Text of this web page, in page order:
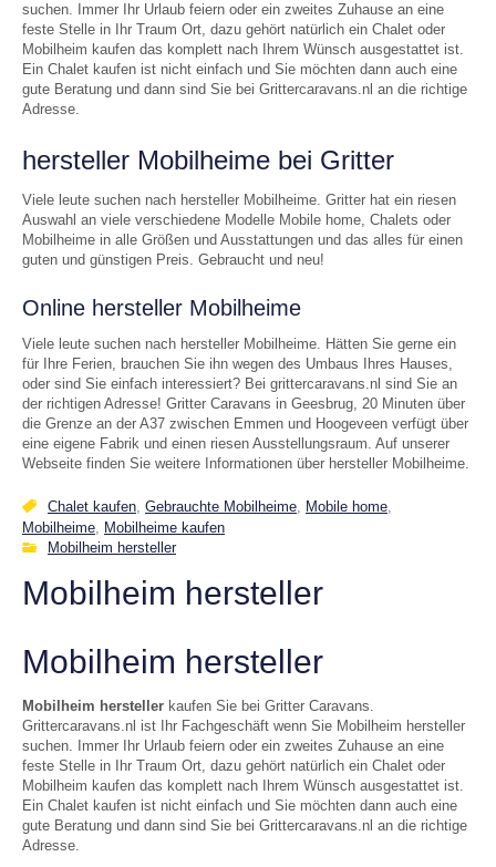
suchen. Immer Ihr Urlaub feiern oder ein zweites Zuhause an eine
feste Stelle in Ihr Traum Ort, dazu gehört natürlich ein Chalet oder
Mobilheim kaufen das komplett nach Ihrem Wünsch ausgestattet ist.
Ein Chalet kaufen ist nicht einfach und Sie möchten dann auch eine
gute Beratung und dann sind Sie bei Grittercaravans.nl an die richtige
Adresse.
hersteller Mobilheime bei Gritter
Viele leute suchen nach hersteller Mobilheime. Gritter hat ein riesen
Auswahl an viele verschiedene Modelle Mobile home, Chalets oder
Mobilheime in alle Größen und Ausstattungen und das alles für einen
guten und günstigen Preis. Gebraucht und neu!
Online hersteller Mobilheime
Viele leute suchen nach hersteller Mobilheime. Hätten Sie gerne ein
für Ihre Ferien, brauchen Sie ihn wegen des Umbaus Ihres Hauses,
oder sind Sie einfach interessiert? Bei grittercaravans.nl sind Sie an
der richtigen Adresse! Gritter Caravans in Geesbrug, 20 Minuten über
die Grenze an der A37 zwischen Emmen und Hoogeveen verfügt über
eine eigene Fabrik und einen riesen Ausstellungsraum. Auf unserer
Webseite finden Sie weitere Informationen über hersteller Mobilheime.
Chalet kaufen Gebrauchte Mobilheime Mobile home
Mobilheime Mobilheime kaufen
Mobilheim hersteller
Mobilheim hersteller
Mobilheim hersteller
Mobilheim hersteller kaufen Sie bei Gritter Caravans.
Grittercaravans.nl ist Ihr Fachgeschäft wenn Sie Mobilheim hersteller
suchen. Immer Ihr Urlaub feiern oder ein zweites Zuhause an eine
feste Stelle in Ihr Traum Ort, dazu gehört natürlich ein Chalet oder
Mobilheim kaufen das komplett nach Ihrem Wünsch ausgestattet ist.
Ein Chalet kaufen ist nicht einfach und Sie möchten dann auch eine
gute Beratung und dann sind Sie bei Grittercaravans.nl an die richtige
Adresse.